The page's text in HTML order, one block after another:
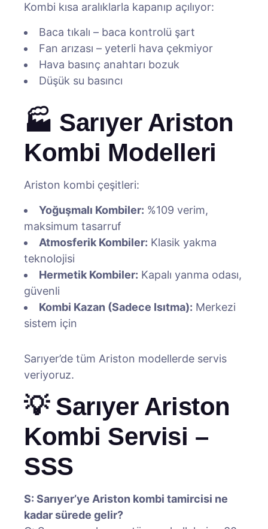
Kombi kısa aralıklarla kapanıp açılıyor:
Baca tıkalı – baca kontrolü şart
Fan arızası – yeterli hava çekmiyor
Hava basınç anahtarı bozuk
Düşük su basıncı
🏭 Sarıyer Ariston
Kombi Modelleri
Ariston kombi çeşitleri:
Yoğuşmalı Kombiler: %109 verim,
maksimum tasarruf
Atmosferik Kombiler: Klasik yakma
teknolojisi
Hermetik Kombiler: Kapalı yanma odası,
güvenli
Kombi Kazan (Sadece Isıtma): Merkezi
sistem için
Sarıyer’de tüm Ariston modellerde servis
veriyoruz.
💡 Sarıyer Ariston
Kombi Servisi –
SSS
S: Sarıyer’ye Ariston kombi tamircisi ne
kadar sürede gelir?